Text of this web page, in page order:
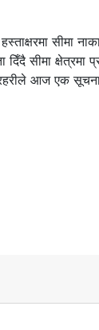
सीमा
दिँदै सीमा क्षेत्रमा
आज एक सूचना